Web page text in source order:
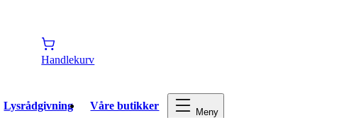
Handlekurv
Lysrådgivning Våre butikker Meny